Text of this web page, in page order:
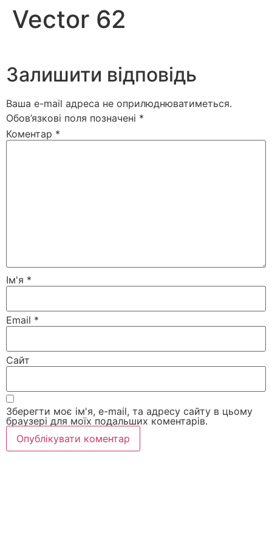
Vector 62
Залишити відповідь
Ваша e-mail адреса не оприлюднюватиметься.
Обов’язкові поля позначені *
Коментар *
Ім'я *
Email *
Сайт
Зберегти моє ім'я, e-mail, та адресу сайту в цьому
браузері для моїх подальших коментарів.